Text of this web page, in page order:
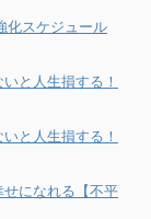
化スケジュール
と人生損する！
と人生損する！
せになれる【不平